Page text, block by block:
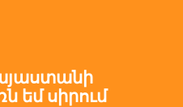
եմ սիրում